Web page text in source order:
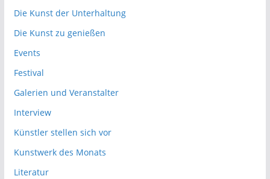
Die Kunst der Unterhaltung
Die Kunst zu genießen
Events
Festival
Galerien und Veranstalter
Interview
Künstler stellen sich vor
Kunstwerk des Monats
Literatur